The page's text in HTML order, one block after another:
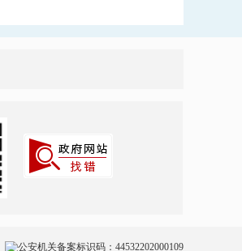
公安机关备案标识码：44532202000109